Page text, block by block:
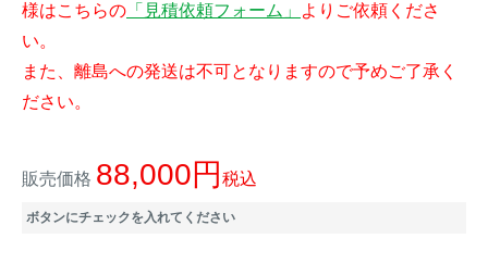
様はこちらの 「見積依頼フォーム」
よりご依頼くださ
い。
また、離島への発送は不可となりますので予めご了承く
ださい。
販売価格 88,000 税込
ボタンにチェックを入れてください
アライグマ対策
ハクビシン対策
イタチ・テン・